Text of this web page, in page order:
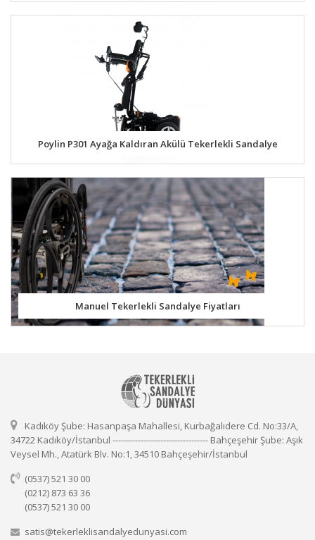
Poylin P301 Ayağa Kaldıran Akülü Tekerlekli Sandalye
Manuel Tekerlekli Sandalye Fiyatları
Kadıköy Şube: Hasanpaşa Mahallesi, Kurbağalıdere Cd. No:33/A,
34722 Kadıköy/İstanbul ---------------------------------- Bahçeşehir Şube: Aşık
Veysel Mh., Atatürk Blv. No:1, 34510 Bahçeşehir/İstanbul
(0537) 521 30 00
(0212) 873 63 36
(0537) 521 30 00
satis@tekerleklisandalyedunyasi.com